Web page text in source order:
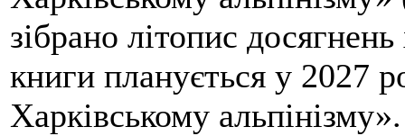
зібрано літопис
книги планується у 2027
Харківському альпінізму».